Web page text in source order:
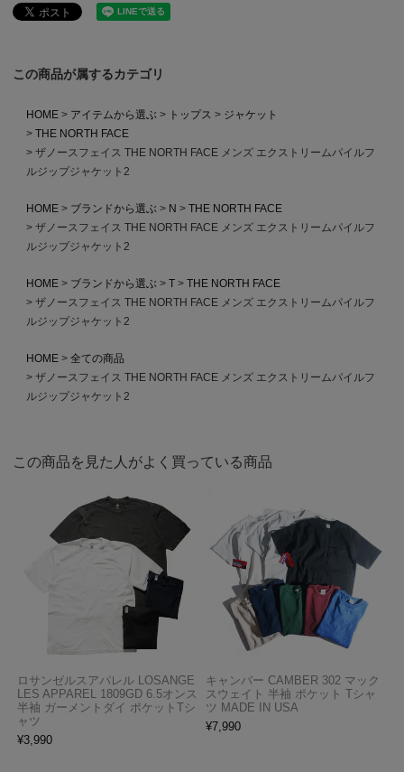
この商品が属するカテゴリ
HOME アイテムから選ぶ トップス
ジャケット
THE NORTH FACE
ザノースフェイス THE NORTH FACE メンズ エクストリームパイルフ
ルジップジャケット2
HOME ブランドから選ぶ N
THE NORTH FACE
ザノースフェイス THE NORTH FACE メンズ エクストリームパイルフ
ルジップジャケット2
HOME ブランドから選ぶ T
THE NORTH FACE
ザノースフェイス THE NORTH FACE メンズ エクストリームパイルフ
ルジップジャケット2
HOME
全ての商品
ザノースフェイス THE NORTH FACE メンズ エクストリームパイルフ
ルジップジャケット2
この商品を見た人がよく買っている商品
ロサンゼルスアパレル LOSANGE
LES APPAREL 1809GD 6.5オンス
半袖 ガーメントダイ ポケットTシ
ャツ
¥3,990
キャンバー CAMBER 302 マック
スウェイト 半袖 ポケット Tシャ
ツ MADE IN USA
¥7,990